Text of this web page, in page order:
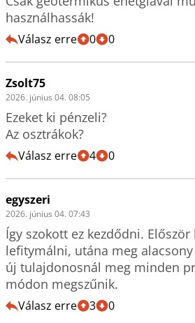
használhassák!
Válasz erre 0 0
Zsolt75
2026. június 04. 08:05
Ezeket ki pénzeli?
Az osztrákok?
Válasz erre 4 0
egyszeri
2026. június 04. 07:43
Így szokott ez kezdődni.
lefitymálni, utána meg
új tulajdonosnál meg minden
módon megszűnik.
Válasz erre 3 0